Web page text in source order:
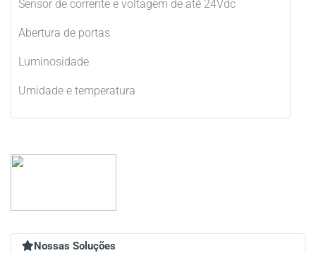
Sensor de corrente e voltagem de até 24Vdc
Abertura de portas
Luminosidade
Umidade e temperatura
Nossas Soluções